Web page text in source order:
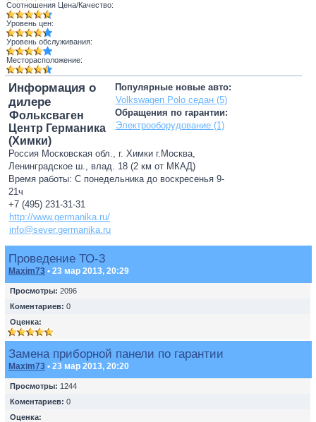
Соотношения Цена/Качество:
Уровень цен:
Уровень обслуживания:
Месторасположение:
Популярные новые авто:
Volkswagen Polo седан (5)
Обращения по гарантии:
Электрооборудование (1)
Информация о
дилере
Фольксваген
Центр Германика
(Химки)
Россия Московская обл., г. Химки г.Москва,
Ленинградское ш., влад. 18 (2 км от МКАД)
Время работы: С понедельника до воскресенья 9-
21ч
+7 (495) 231-31-31
http://www.germanika.ru/
info@sever.germanika.ru
Проведение ТО-3
Maxim73 • 23 мар 2013, 20:29
Просмотры: 2096
Коментариев: 0
Оценка:
Замена приборной панели по гарантии
Maxim73 • 23 мар 2013, 20:20
Просмотры: 1244
Коментариев: 0
Оценка: